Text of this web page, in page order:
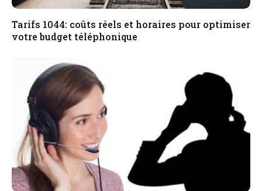
Tarifs 1044: coûts réels et horaires pour optimiser
votre budget téléphonique